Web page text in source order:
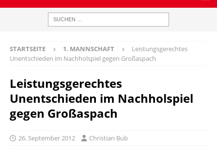
STARTSEITE 1. MANNSCHAFT
Leistungsgerechtes
Unentschieden im Nachholspiel gegen Großaspach
Leistungsgerechtes
Unentschieden im Nachholspiel
gegen Großaspach
26. September 2012 Christian Bub